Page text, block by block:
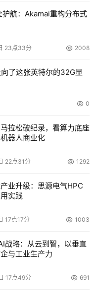
护航：Akamai重构分布式
23点33分 2008
了这张英特尔的32G显
0
拉松破纪录，看算力底座
器人商业化
22点31分 1292
业升级：思源电气HPC
实践
17点17分 1003
战略：从云到智，以垂直
与工业生产力
17点49分 691